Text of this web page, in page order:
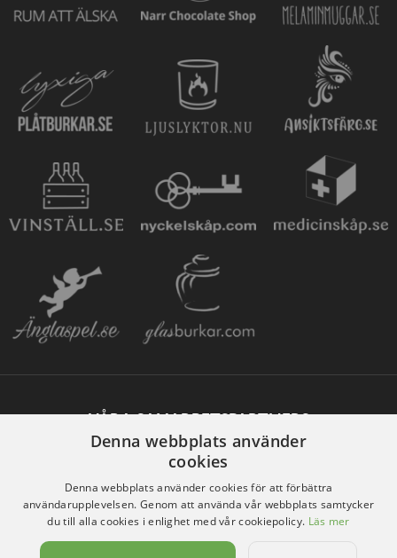
VÅRA SAMARBETSPARTNERS
Denna webbplats använder
cookies
Denna webbplats använder cookies för att förbättra
användarupplevelsen. Genom att använda vår webbplats samtycker
du till alla cookies i enlighet med vår cookiepolicy. Läs mer